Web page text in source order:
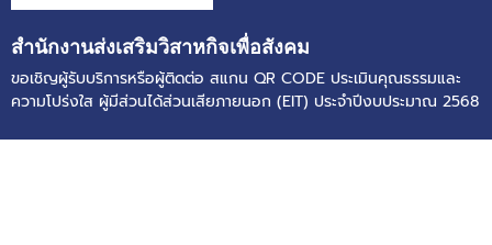
สำนักงานส่งเสริมวิสาหกิจเพื่อสังคม
ขอเชิญผู้รับบริการหรือผู้ติดต่อ สแกน QR CODE ประเมินคุณธรรมและ
ความโปร่งใส ผู้มีส่วนได้ส่วนเสียภายนอก (EIT) ประจำปีงบประมาณ 2568